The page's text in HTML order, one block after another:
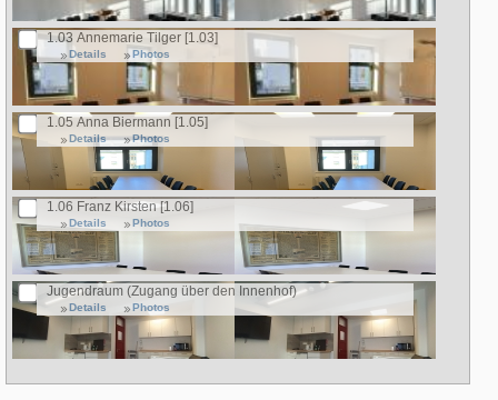
1.03 Annemarie Tilger [1.03]
Details Photos
1.05 Anna Biermann [1.05]
Details Photos
1.06 Franz Kirsten [1.06]
Details Photos
Jugendraum (Zugang über den Innenhof)
Details Photos